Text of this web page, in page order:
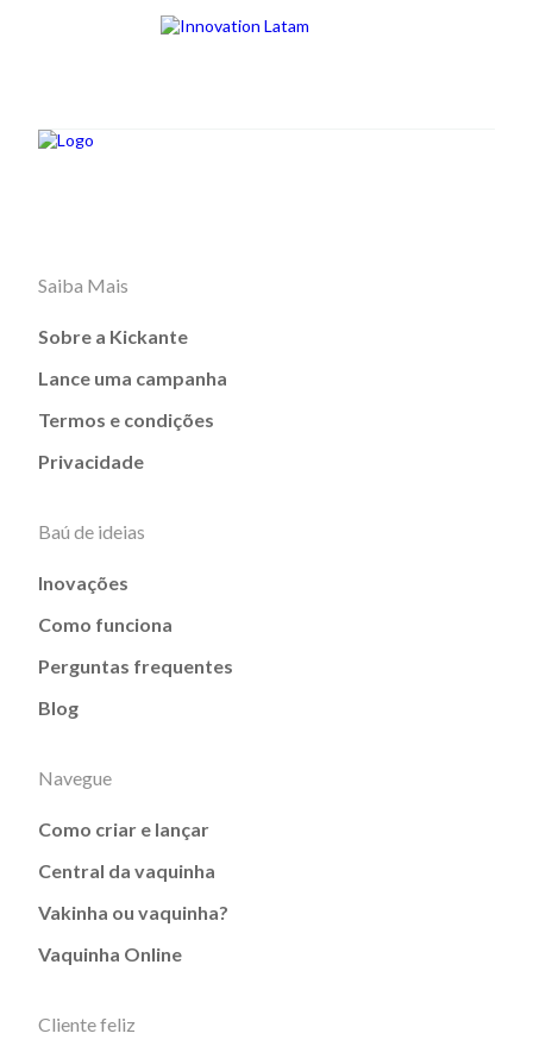
Saiba Mais
Sobre a Kickante
Lance uma campanha
Termos e condições
Privacidade
Baú de ideias
Inovações
Como funciona
Perguntas frequentes
Blog
Navegue
Como criar e lançar
Central da vaquinha
Vakinha ou vaquinha?
Vaquinha Online
Cliente feliz